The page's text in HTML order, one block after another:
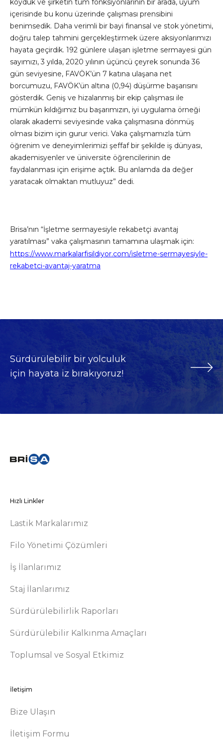
koyduk ve şirketin tüm fonksiyonlarının bir arada, uyum
içerisinde bu konu üzerinde çalışması prensibini
benimsedik. Daha verimli bir bayi finansal ve stok yönetimi,
doğru talep tahmini gerçekleştirmek üzere aksiyonlarımızı
hayata geçirdik. 192 günlere ulaşan işletme sermayesi gün
sayımızı, 3 yılda, 2020 yılının üçüncü çeyrek sonunda 36
gün seviyesine, FAVÖK’ün 7 katına ulaşana net
borcumuzu, FAVÖK’ün altına (0,94) düşürme başarısını
gösterdik. Geniş ve hizalanmış bir ekip çalışması ile
mümkün kıldığımız bu başarımızın, iyi uygulama örneği
olarak akademi seviyesinde vaka çalışmasına dönmüş
olması bizim için gurur verici. Vaka çalışmamızla tüm
öğrenim ve deneyimlerimizi şeffaf bir şekilde iş dünyası,
akademisyenler ve üniversite öğrencilerinin de
faydalanması için erişime açtık. Bu anlamda da değer
yaratacak olmaktan mutluyuz” dedi.
Brisa’nın “İşletme sermayesiyle rekabetçi avantaj
yaratılması” vaka çalışmasının tamamına ulaşmak için:
https://www.markalarfisildiyor.com/isletme-sermayesiyle-
rekabetci-avantaj-yaratma
Sürdürülebilir bir yolculuk
için hayata iz bırakıyoruz!
Hızlı Linkler
Lastik Markalarımız
Filo Yönetimi Çözümleri
İş İlanlarımız
Staj İlanlarımız
Sürdürülebilirlik Raporları
Sürdürülebilir Kalkınma Amaçları
Toplumsal ve Sosyal Etkimiz
İletişim
Bize Ulaşın
İletişim Formu